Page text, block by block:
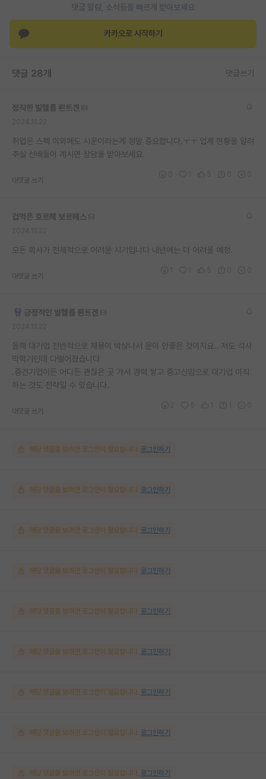
댓글 알람, 소식등을 빠르게 받아보세요
카카오로 시작하기
댓글 28개 댓글쓰기
정직한 빌헬름 뢴트겐
취업은 스펙 이외에도 시운이라는게 정말 중요합니다.ㅜㅜ 업계 현황을 알려
주실 선배들이 계시면 상담을 받아보세요.
대댓글 쓰기
겁먹은 호르헤 보르헤스
모든 회사가 전체적으로 어려운 시기입니다 내년에는 더 어려울 예정.
대댓글 쓰기
긍정적인 빌헬름 뢴트겐
올해 대기업 전반적으로 채용이 박살나서 운이 안좋은 것이지요.. 저도 석사
막학기인데 다떨어졌습니다
.중견기업이든 어디든 괜찮은 곳 가서 경력 쌓고 중고신입으로 대기업 이직
하는 것도 전략일 수 있습니다.
대댓글 쓰기
해당 댓글을 보려면 로그인이 필요합니다. 로그인하기
해당 댓글을 보려면 로그인이 필요합니다. 로그인하기
해당 댓글을 보려면 로그인이 필요합니다. 로그인하기
해당 댓글을 보려면 로그인이 필요합니다. 로그인하기
해당 댓글을 보려면 로그인이 필요합니다. 로그인하기
해당 댓글을 보려면 로그인이 필요합니다. 로그인하기
해당 댓글을 보려면 로그인이 필요합니다. 로그인하기
해당 댓글을 보려면 로그인이 필요합니다. 로그인하기
해당 댓글을 보려면 로그인이 필요합니다. 로그인하기